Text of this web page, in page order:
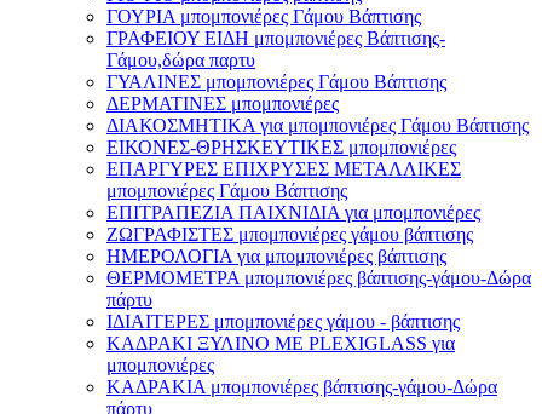
ΓΟΥΡΙΑ μπομπονιέρες Γάμου Βάπτισης
ΓΡΑΦΕΙΟΥ ΕΙΔΗ μπομπονιέρες Βάπτισης-
Γάμου,δώρα παρτυ
ΓΥΑΛΙΝΕΣ μπομπονιέρες Γάμου Βάπτισης
ΔΕΡΜΑΤΙΝΕΣ μπομπονιέρες
ΔΙΑΚΟΣΜΗΤΙΚΑ για μπομπονιέρες Γάμου Βάπτισης
ΕΙΚΟΝΕΣ-ΘΡΗΣΚΕΥΤΙΚΕΣ μπομπονιέρες
ΕΠΑΡΓΥΡΕΣ ΕΠΙΧΡΥΣΕΣ ΜΕΤΑΛΛΙΚΕΣ
μπομπονιέρες Γάμου Βάπτισης
ΕΠΙΤΡΑΠΕΖΙΑ ΠΑΙΧΝΙΔΙΑ για μπομπονιέρες
ΖΩΓΡΑΦΙΣΤΕΣ μπομπονιέρες γάμου βάπτισης
ΗΜΕΡΟΛΟΓΙΑ για μπομπονιέρες βάπτισης
ΘΕΡΜΟΜΕΤΡΑ μπομπονιέρες βάπτισης-γάμου-Δώρα
πάρτυ
ΙΔΙΑΙΤΕΡΕΣ μπομπονιέρες γάμου - βάπτισης
ΚΑΔΡΑΚΙ ΞΥΛΙΝΟ ΜΕ PLEXIGLASS για
μπομπονιέρες
ΚΑΔΡΑΚΙΑ μπομπονιέρες βάπτισης-γάμου-Δώρα
πάρτυ